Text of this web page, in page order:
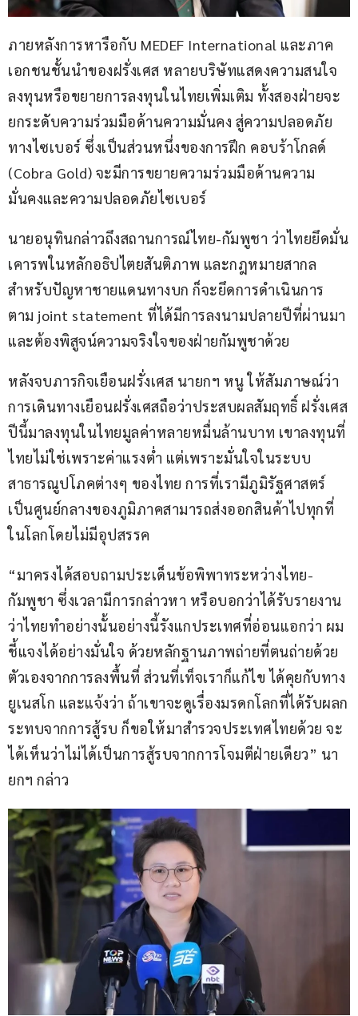
ภายหลังการหารือกับ MEDEF International และภาค
เอกชนชั้นนำของฝรั่งเศส หลายบริษัทแสดงความสนใจ
ลงทุนหรือขยายการลงทุนในไทยเพิ่มเติม ทั้งสองฝ่ายจะ
ยกระดับความร่วมมือด้านความมั่นคง สู่ความปลอดภัย
ทางไซเบอร์ ซึ่งเป็นส่วนหนึ่งของการฝึก คอบร้าโกลด์
(Cobra Gold) จะมีการขยายความร่วมมือด้านความ
มั่นคงและความปลอดภัยไซเบอร์
นายอนุทินกล่าวถึงสถานการณ์ไทย-กัมพูชา ว่าไทยยึดมั่น
เคารพในหลักอธิปไตยสันติภาพ และกฎหมายสากล
สำหรับปัญหาชายแดนทางบก ก็จะยึดการดำเนินการ
ตาม joint statement ที่ได้มีการลงนามปลายปีที่ผ่านมา
และต้องพิสูจน์ความจริงใจของฝ่ายกัมพูชาด้วย
หลังจบภารกิจเยือนฝรั่งเศส นายกฯ หนู ให้สัมภาษณ์ว่า
การเดินทางเยือนฝรั่งเศสถือว่าประสบผลสัมฤทธิ์ ฝรั่งเศส
ปีนี้มาลงทุนในไทยมูลค่าหลายหมื่นล้านบาท เขาลงทุนที่
ไทยไม่ใช่เพราะค่าแรงต่ำ แต่เพราะมั่นใจในระบบ
สาธารณูปโภคต่างๆ ของไทย การที่เรามีภูมิรัฐศาสตร์
เป็นศูนย์กลางของภูมิภาคสามารถส่งออกสินค้าไปทุกที่
ในโลกโดยไม่มีอุปสรรค
“มาครงได้สอบถามประเด็นข้อพิพาทระหว่างไทย-
กัมพูชา ซึ่งเวลามีการกล่าวหา หรือบอกว่าได้รับรายงาน
ว่าไทยทำอย่างนั้นอย่างนี้รังแกประเทศที่อ่อนแอกว่า ผม
ชี้แจงได้อย่างมั่นใจ ด้วยหลักฐานภาพถ่ายที่ตนถ่ายด้วย
ตัวเองจากการลงพื้นที่ ส่วนที่เท็จเราก็แก้ไข ได้คุยกับทาง
ยูเนสโก และแจ้งว่า ถ้าเขาจะดูเรื่องมรดกโลกที่ได้รับผลก
ระทบจากการสู้รบ ก็ขอให้มาสำรวจประเทศไทยด้วย จะ
ได้เห็นว่าไม่ได้เป็นการสู้รบจากการโจมตีฝ่ายเดียว” นา
ยกฯ กล่าว